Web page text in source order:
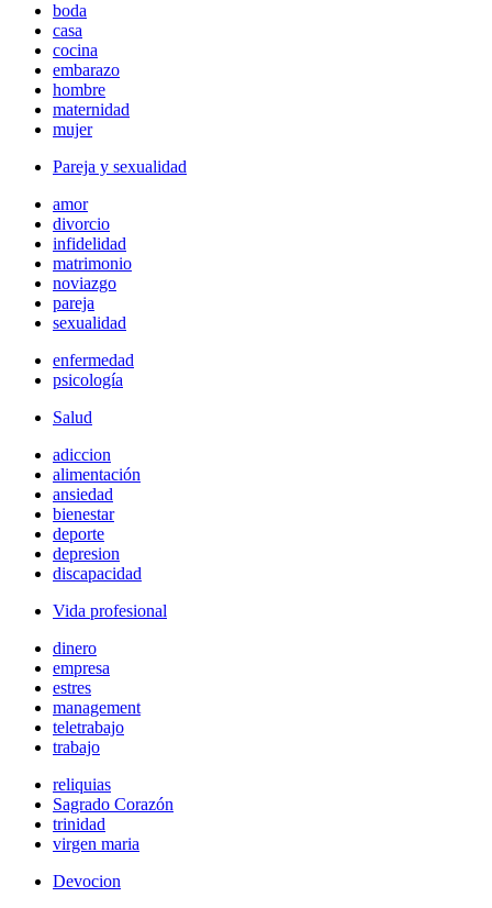
boda
casa
cocina
embarazo
hombre
maternidad
mujer
Pareja y sexualidad
amor
divorcio
infidelidad
matrimonio
noviazgo
pareja
sexualidad
enfermedad
psicología
Salud
adiccion
alimentación
ansiedad
bienestar
deporte
depresion
discapacidad
Vida profesional
dinero
empresa
estres
management
teletrabajo
trabajo
reliquias
Sagrado Corazón
trinidad
virgen maria
Devocion